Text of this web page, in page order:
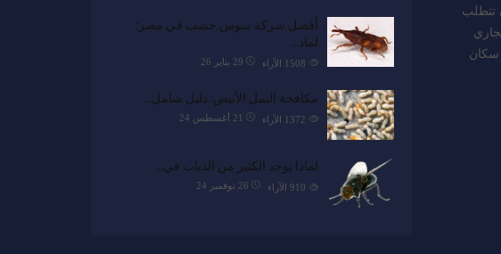
تتطلب
سكان
أفضل شركة سوس خشب في مصر:
لماذ…
29 يناير 26 الآراء
مكافحة النمل الأبيض: دليل شامل…
21 أغسطس 24 الآراء
لماذا يوجد الكثير من الذباب في…
26 نوفمبر 24 الآراء